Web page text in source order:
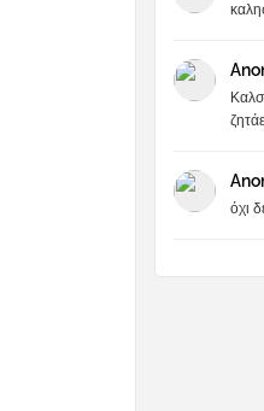
όχι